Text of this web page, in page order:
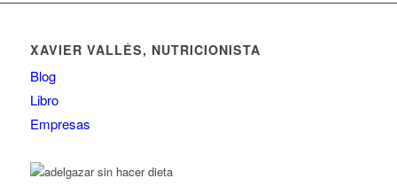
XAVIER VALLÉS, NUTRICIONISTA
Blog
Libro
Empresas